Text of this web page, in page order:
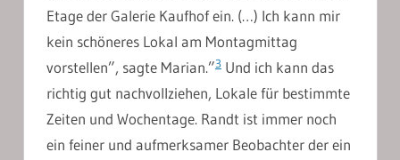
Etage der Galerie Kaufhof ein. (…) Ich kann mir
kein schöneres Lokal am Montagmittag
vorstellen”, sagte Marian.”3 Und ich kann das
richtig gut nachvollziehen, Lokale für bestimmte
Zeiten und Wochentage. Randt ist immer noch
ein feiner und aufmerksamer Beobachter der ein